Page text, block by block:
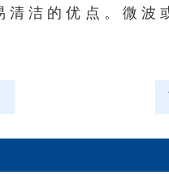
洁的优点。微波